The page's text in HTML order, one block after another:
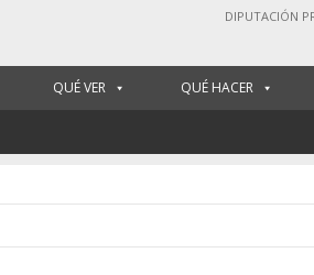
DIPUTACIÓN
QUÉ VER QUÉ HACER